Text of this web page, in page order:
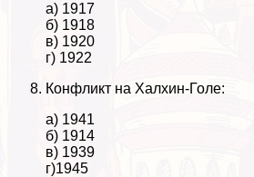
а) 1917
б) 1918
в) 1920
г) 1922
Конфликт на Халхин-Голе:
а) 1941
б) 1914
в) 1939
г)1945